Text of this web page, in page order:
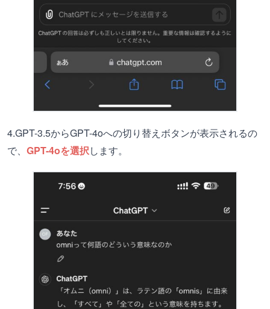
4.GPT-3.5からGPT-4oへの切り替えボタンが表示されるの
で、 GPT-4oを選択します。